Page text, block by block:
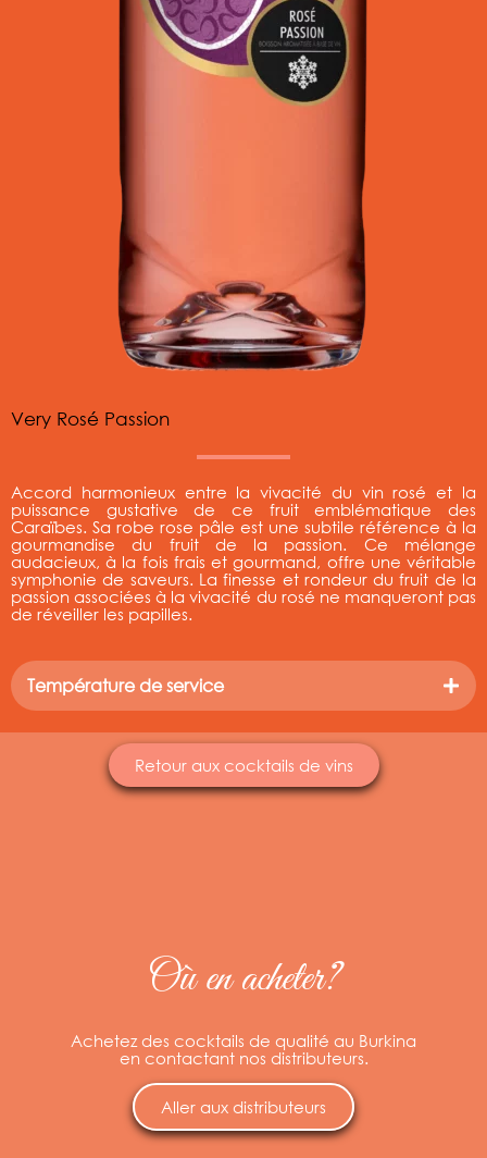
Very Rosé Passion
Accord harmonieux entre la vivacité du vin rosé et la
puissance gustative de ce fruit emblématique des
Caraïbes. Sa robe rose pâle est une subtile référence à la
gourmandise du fruit de la passion. Ce mélange
audacieux, à la fois frais et gourmand, offre une véritable
symphonie de saveurs. La finesse et rondeur du fruit de la
passion associées à la vivacité du rosé ne manqueront pas
de réveiller les papilles.
Température de service
Retour aux cocktails de vins
Où en acheter?
Achetez des cocktails de qualité au Burkina
en contactant nos distributeurs.
Aller aux distributeurs